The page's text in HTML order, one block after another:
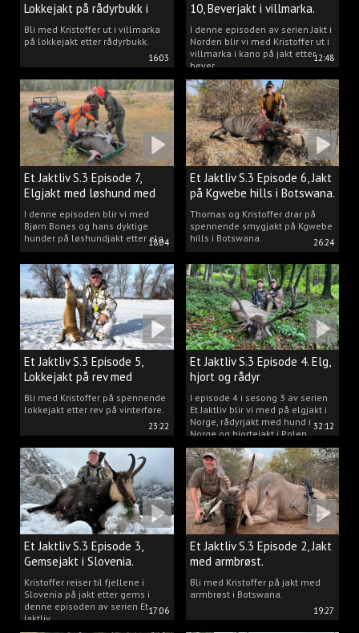
16:03
Lokkejakt på rådyrbukk i
villmarka.
Bli med Kristoffer ut i villmarka
på lokkejakt etter rådyrbukk.
12:48
10, Beverjakt i villmarka.
I denne episoden av serien Jakt i
Norden blir vi med Kristoffer ut i
villmarka i kano på jakt etter
bever.
18:04
Et Jaktliv S.3 Episode 7,
Elgjakt med løshund med
Bjørn Bones.
I denne episoden blir vi med
Bjørn Bones og hans dyktige
hunder på løshundjakt etter elg.
26:24
Et Jaktliv S.3 Episode 6, Jakt
på Kgwebe hills i Botswana.
Thomas og Kristoffer drar på
spennende smygjakt på Kgwebe
hills i Botswana.
23:22
Et Jaktliv S.3 Episode 5,
Lokkejakt på rev med
Kristoffer Clausen
Bli med Kristoffer på spennende
lokkejakt etter rev på vinterføre.
32:12
Et Jaktliv S.3 Episode 4. Elg,
hjort og rådyr
I episode 4 i sesong 3 av serien
Et Jaktliv blir vi med på elgjakt i
Norge, rådyrjakt med hund i
Norge og hjortejakt i Polen.
17:06
Et Jaktliv S.3 Episode 3,
Gemsejakt i Slovenia.
Kristoffer reiser til fjellene i
Slovenia på jakt etter gems i
denne episoden av serien Et
Jaktliv.
19:27
Et Jaktliv S.3 Episode 2, Jakt
med armbrøst.
Bli med Kristoffer på jakt med
armbrøst i Botswana.